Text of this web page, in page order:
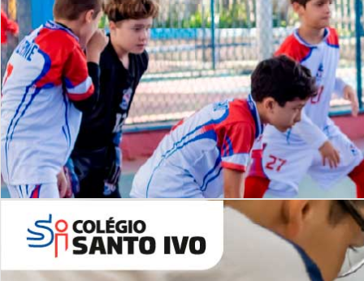
Desafios | Saiba mais
NOSSOCANAL